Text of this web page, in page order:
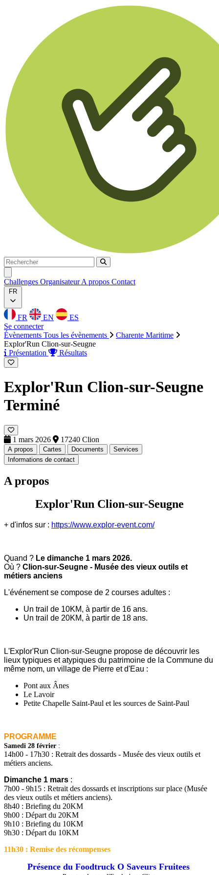
Rechercher
Rechercher
Challenges OrganisateurA propos Contact
FR
FR EN
ES
Se connecter
Évènements Tous les évènements
Charente Maritime
Explor'Run Clion-sur-Seugne
Présentation
Résultats
Explor'Run Clion-sur-Seugne
Terminé
1 mars 2026 17240 Clion
A propos Cartes Documents
Services
Informations de contact
A propos
Explor'Run Clion-sur-Seugne
+ d'infos sur : https://www.explor-event.com/
Quand ? Le dimanche 1 mars 2026.
Où ? Clion-sur-Seugne - Musée des vieux outils et
métiers anciens
L'événement se compose de 2 courses adultes :
Un trail de 10KM, à partir de 16 ans.
Un trail de 20KM, à partir de 18 ans.
L'Explor'Run Clion-sur-Seugne propose de découvrir les
lieux typiques et atypiques du patrimoine de la Commune du
même nom, un village de Pierre et d'Eau :
Pont aux Ânes
Le Lavoir
Petite Chapelle Saint-Paul et les sources de Saint-Paul
PROGRAMME
Samedi 28 février :
14h00 - 17h30 : Retrait des dossards - Musée des vieux outils et
métiers anciens.
Dimanche 1 mars :
7h00 - 9h15 : Retrait des dossards et inscriptions sur place (Musée
des vieux outils et métiers anciens).
8h40 : Briefing du 20KM
9h00 : Départ du 20KM
9h10 : Briefing du 10KM
9h30 : Départ du 10KM
11h30 : Remise des récompenses
Présence du Foodtruck O Saveurs Fruitees